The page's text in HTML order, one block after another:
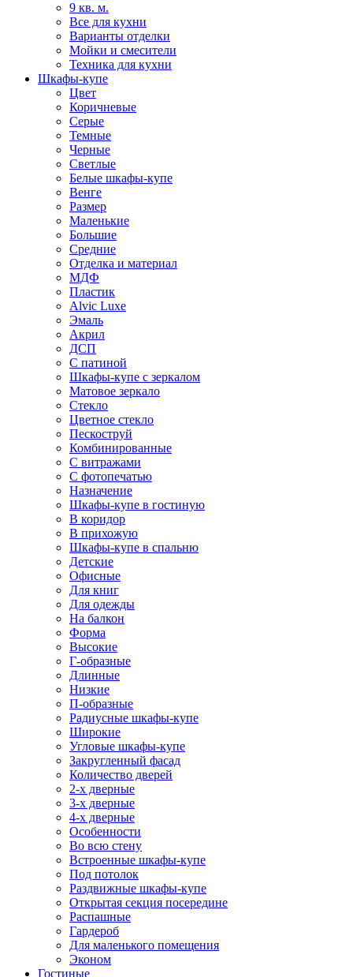
9 кв. м.
Все для кухни
Варианты отделки
Мойки и смесители
Техника для кухни
Шкафы-купе
Цвет
Коричневые
Серые
Темные
Черные
Светлые
Белые шкафы-купе
Венге
Размер
Маленькие
Большие
Средние
Отделка и материал
МДФ
Пластик
Alvic Luxe
Эмаль
Акрил
ДСП
С патиной
Шкафы-купе с зеркалом
Матовое зеркало
Стекло
Цветное стекло
Пескоструй
Комбинированные
С витражами
С фотопечатью
Назначение
Шкафы-купе в гостиную
В коридор
В прихожую
Шкафы-купе в спальню
Детские
Офисные
Для книг
Для одежды
На балкон
Форма
Высокие
Г-образные
Длинные
Низкие
П-образные
Радиусные шкафы-купе
Широкие
Угловые шкафы-купе
Закругленный фасад
Количество дверей
2-х дверные
3-х дверные
4-х дверные
Особенности
Во всю стену
Встроенные шкафы-купе
Под потолок
Раздвижные шкафы-купе
Открытая секция посередине
Распашные
Гардероб
Для маленького помещения
Эконом
Гостиные